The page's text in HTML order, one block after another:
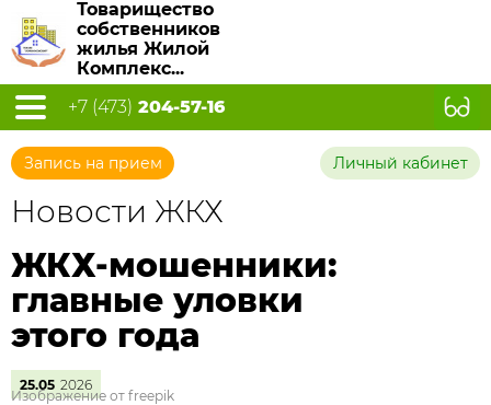
Товарищество
собственников
жилья Жилой
Комплекс...
+7 (473) 204-57-16
Запись на прием Личный кабинет
Новости ЖКХ
ЖКХ-мошенники:
главные уловки
этого года
25.05 2026
Изображение от freepik